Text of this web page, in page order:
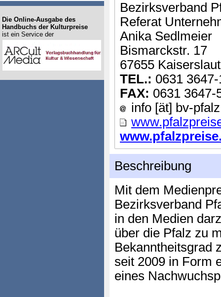
Bezirksverband
Referat
Anika Sedlmeier
Bismarckstr. 17
67655
TEL.: 0631
FAX: 0631 3647-
info [ät] bv-
Beschreibung
Mit dem
Bezirksverband
in den Medien
über die Pfalz zu
Bekanntheitsgrad
seit 2009 in Form
eines
Die Online-Ausgabe des
Handbuchs der Kulturpreise
ist ein Service der